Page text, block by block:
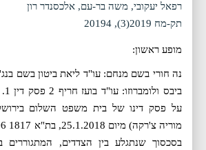
רפאל יעקובי, משה בר-עם, אלכסנדר רון
תק-מח 2019(3), 20194
מופע ראשון:
נה חורי בשם מנחם: עו"ד ליאת ביטון בשם
על פסק דינו של בית משפט השלום
בסכסוך שנתגלע בין הצדדים, המתגוררים